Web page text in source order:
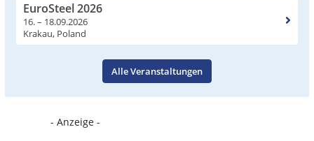
EuroSteel 2026
16. – 18.09.2026
Krakau, Poland
Alle Veranstaltungen
- Anzeige -